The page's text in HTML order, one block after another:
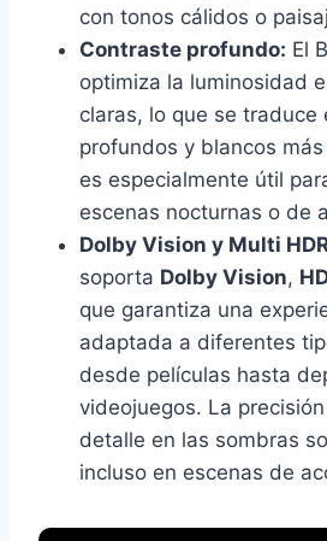
con tonos cálidos o
Contraste profundo: El
optimiza la luminosidad
claras, lo que se traduce
profundos y blancos
es especialmente útil
escenas nocturnas o de
Dolby Vision y Multi
soporta Dolby Vision,
que garantiza una
adaptada a diferentes
desde películas hasta
videojuegos. La
detalle en las sombras
incluso en escenas de